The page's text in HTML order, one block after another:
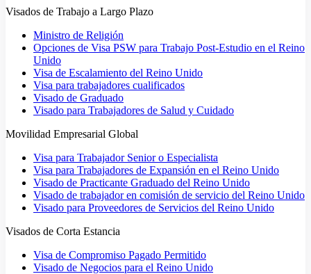
Visados de Trabajo a Largo Plazo
Ministro de Religión
Opciones de Visa PSW para Trabajo Post-Estudio en el Reino
Unido
Visa de Escalamiento del Reino Unido
Visa para trabajadores cualificados
Visado de Graduado
Visado para Trabajadores de Salud y Cuidado
Movilidad Empresarial Global
Visa para Trabajador Senior o Especialista
Visa para Trabajadores de Expansión en el Reino Unido
Visado de Practicante Graduado del Reino Unido
Visado de trabajador en comisión de servicio del Reino Unido
Visado para Proveedores de Servicios del Reino Unido
Visados de Corta Estancia
Visa de Compromiso Pagado Permitido
Visado de Negocios para el Reino Unido